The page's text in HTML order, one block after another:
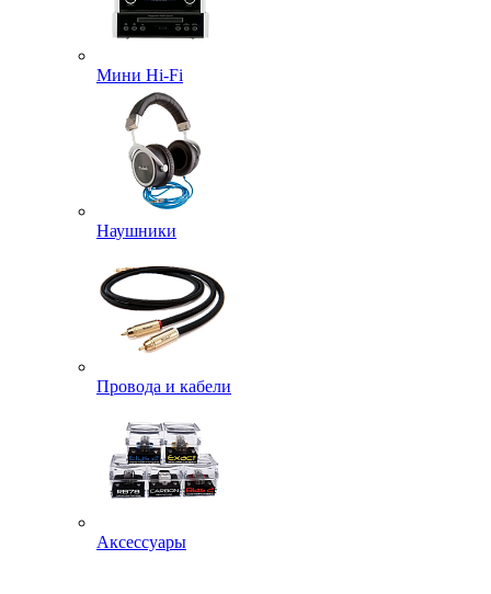
Мини Hi-Fi
Наушники
Провода и кабели
Аксессуары